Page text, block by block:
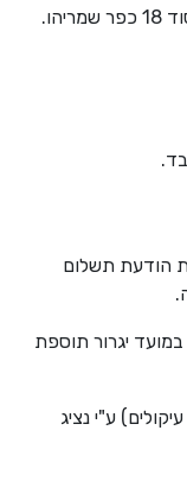
מיום קבלת הודעת תשלום
יגרור תוספת
ע"י נציג